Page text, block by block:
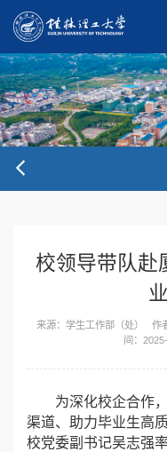
校领导带队赴
来源：学生工作部（处） 作
间：
为深化校企合作，
渠道、助力毕业生高
校党委副书记吴志强